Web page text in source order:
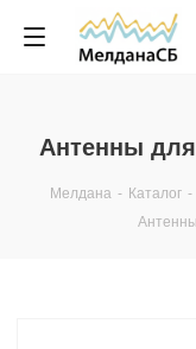
Антенны
Мелдана - Каталог -